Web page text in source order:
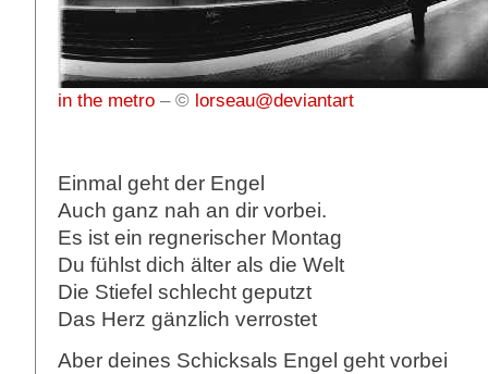
in the metro– © lorseau@deviantart
Einmal geht der Engel
Auch ganz nah an dir vorbei.
Es ist ein regnerischer Montag
Du fühlst dich älter als die Welt
Die Stiefel schlecht geputzt
Das Herz gänzlich verrostet
Aber deines Schicksals Engel geht vorbei